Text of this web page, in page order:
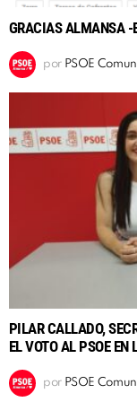
GRACIAS ALMANSA
por PSOE
PILAR CALLADO,
EL VOTO AL PSOE EN
por PSOE